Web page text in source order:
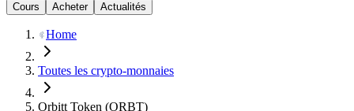
Cours Acheter Actualités
Home
Toutes les crypto-monnaies
Orbitt Token (ORBT)